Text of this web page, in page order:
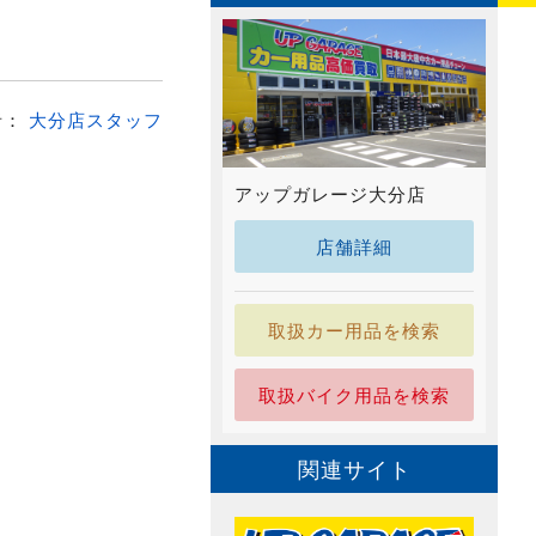
大分店スタッフ
アップガレージ大分店
店舗詳細
取扱カー用品を検索
取扱バイク用品を検索
関連サイト